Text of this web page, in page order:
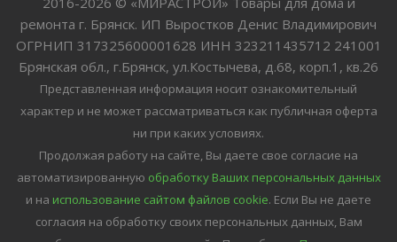
ремонта г. Брянск. ИП Выростков Денис Владимирович
ОГРНИП 317325600001628 ИНН 323211435712 241001
Брянская обл., г.Брянск, ул.Костычева, д.68, корп.1, кв.26
Представленная информация носит ознакомительный
характер и не может рассматриваться как публичная оферта
ни при каких условиях.
Продолжая работу на сайте, Вы даете свое согласие на
автоматизированную обработку Ваших персональных данных
и на использование сайтом файлов cookie. Если Вы не даете
согласия на обработку своих персональных данных, Вам